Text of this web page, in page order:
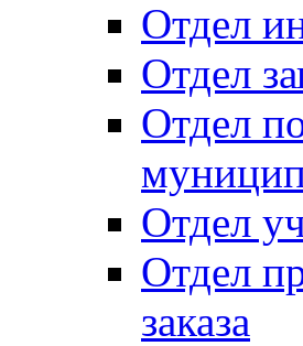
Отдел
Отдел
Отдел
Отдел
Отдел
заказа